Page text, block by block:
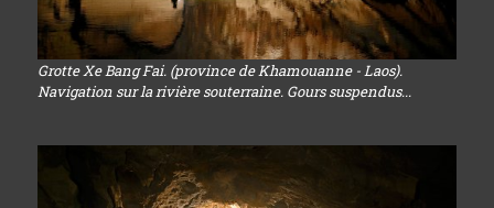
Grotte Xe Bang Fai. (province de Khamouanne - Laos).
Navigation sur la rivière souterraine. Gours suspendus...